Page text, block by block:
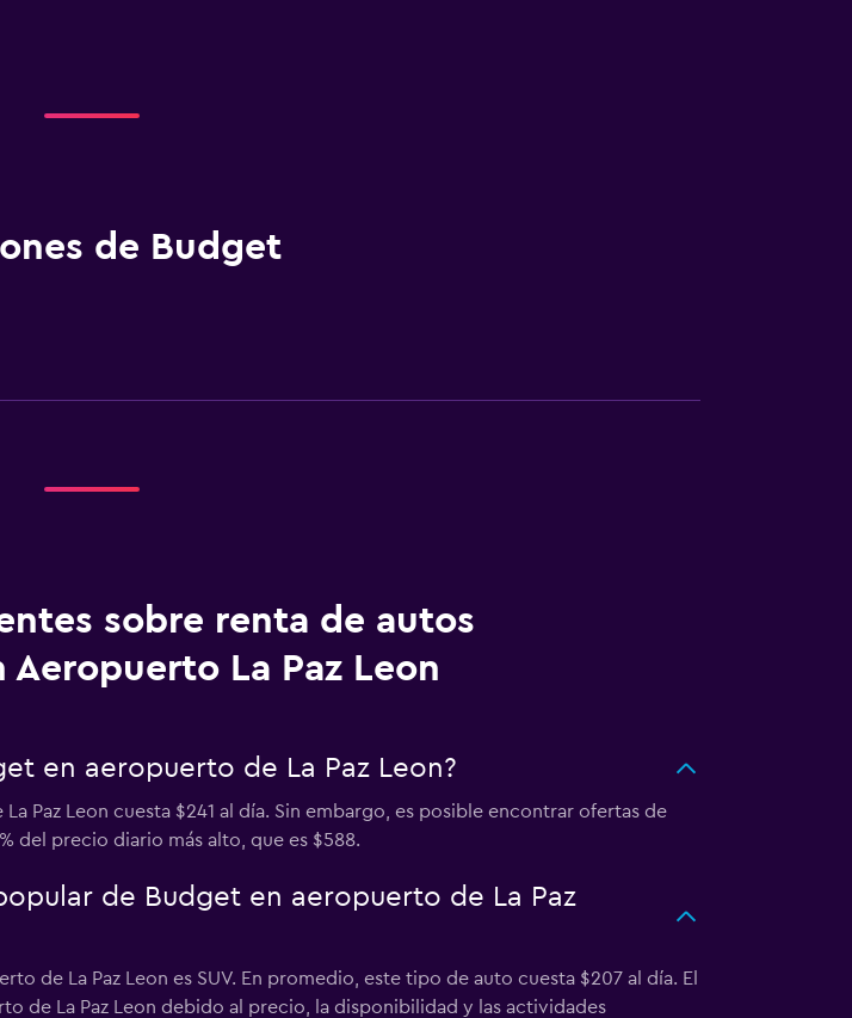
de Budget
sobre renta de autos
La Paz Leon
en aeropuerto de La Paz Leon?
Paz Leon cuesta $241 al día. Sin embargo, es posible encontrar ofertas de
del precio diario más alto, que es $588.
de Budget en aeropuerto de La Paz
de La Paz Leon es SUV. En promedio, este tipo de auto cuesta $207 al día. El
de La Paz Leon debido al precio, la disponibilidad y las actividades